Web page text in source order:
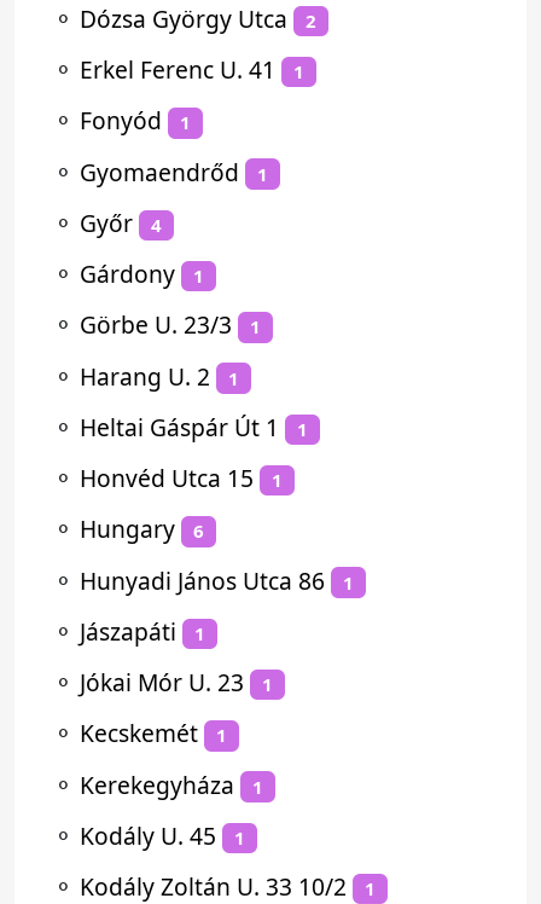
⚬ Dózsa György Utca 2
⚬ Erkel Ferenc U. 41 1
⚬ Fonyód 1
⚬ Gyomaendrőd 1
⚬ Győr 4
⚬ Gárdony 1
⚬ Görbe U. 23/3 1
⚬ Harang U. 2 1
⚬ Heltai Gáspár Út 1 1
⚬ Honvéd Utca 15 1
⚬ Hungary 6
⚬ Hunyadi János Utca 86 1
⚬ Jászapáti 1
⚬ Jókai Mór U. 23 1
⚬ Kecskemét 1
⚬ Kerekegyháza 1
⚬ Kodály U. 45 1
⚬ Kodály Zoltán U. 33 10/2 1